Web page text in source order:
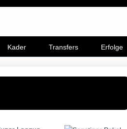
Kader Transfers Erfolge